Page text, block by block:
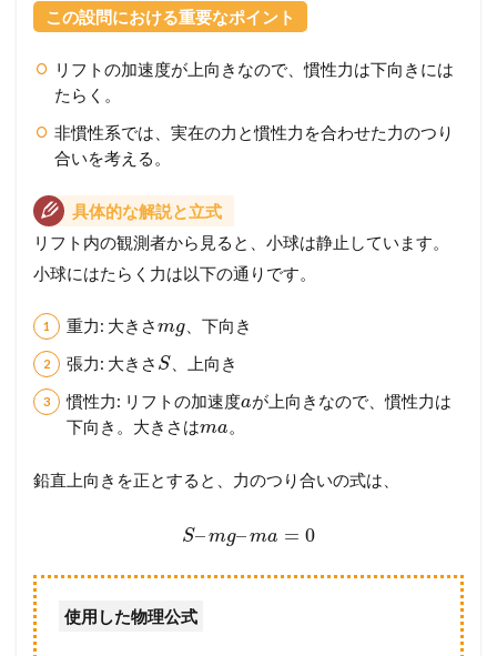
この設問における重要なポイント
リフトの加速度が上向きなので、慣性力は下向きには
たらく。
非慣性系では、実在の力と慣性力を合わせた力のつり
合いを考える。
具体的な解説と立式
リフト内の観測者から見ると、小球は静止しています。
小球にはたらく力は以下の通りです。
重力: 大きさmg 、下向き
張力: 大きさ S、上向き
慣性力: リフトの加速度aが上向きなので、慣性力は
下向き。大きさはma。
鉛直上向きを正とすると、力のつり合いの式は、
S– mg–ma = 0
使用した物理公式